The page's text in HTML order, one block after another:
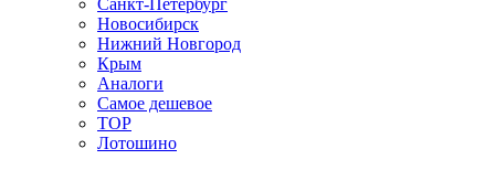
Санкт-Петербург
Новосибирск
Нижний Новгород
Крым
Аналоги
Самое дешевое
TOP
Лотошино